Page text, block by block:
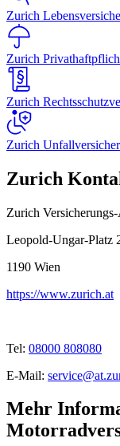
Zurich
Zurich
Zurich
Zurich
Zurich
Zurich
Leopold-Ungar-Platz
1190 Wien
https://www.zurich.at
Tel: 08000 808080
E-Mail:
Mehr